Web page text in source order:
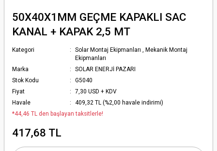
50X40X1MM GEÇME KAPAKLI SAC
KANAL + KAPAK 2,5 MT
Kategori Solar Montaj Ekipmanları , Mekanik Montaj
Ekipmanları
Marka
SOLAR ENERJİ PAZARI
Stok Kodu
G5040
Fiyat
7,30 USD + KDV
Havale
409,32 TL (%2,00 havale indirimi)
*44,46 TL den başlayan taksitlerle!
417,68 TL